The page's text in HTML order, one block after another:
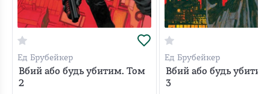
Ед Брубейкер
Вбий або будь убитим. Том
2
Ед Брубейкер
Вбий або будь
3